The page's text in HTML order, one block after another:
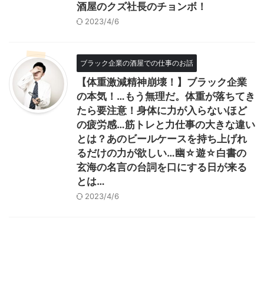
酒屋のクズ社長のチョンボ！
2023/4/6
ブラック企業の酒屋での仕事のお話
【体重激減精神崩壊！】ブラック企業
の本気！…もう無理だ。体重が落ちてき
たら要注意！身体に力が入らないほど
の疲労感…筋トレと力仕事の大きな違い
とは？あのビールケースを持ち上げれ
るだけの力が欲しい…幽☆遊☆白書の
玄海の名言の台詞を口にする日が来る
とは…
2023/4/6